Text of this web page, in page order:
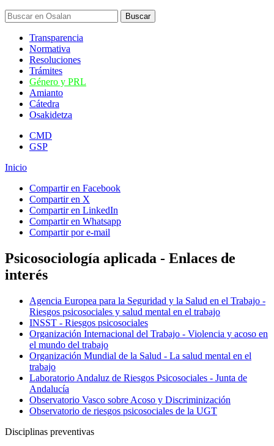
Transparencia
Normativa
Resoluciones
Trámites
Género y PRL
Amianto
Cátedra
Osakidetza
CMD
GSP
Inicio
Compartir en Facebook
Compartir en X
Compartir en LinkedIn
Compartir en Whatsapp
Compartir por e-mail
Psicosociología aplicada - Enlaces de
interés
Agencia Europea para la Seguridad y la Salud en el Trabajo -
Riesgos psicosociales y salud mental en el trabajo
INSST - Riesgos psicosociales
Organización Internacional del Trabajo - Violencia y acoso en
el mundo del trabajo
Organización Mundial de la Salud - La salud mental en el
trabajo
Laboratorio Andaluz de Riesgos Psicosociales - Junta de
Andalucía
Observatorio Vasco sobre Acoso y Discriminización
Observatorio de riesgos psicosociales de la UGT
Disciplinas preventivas